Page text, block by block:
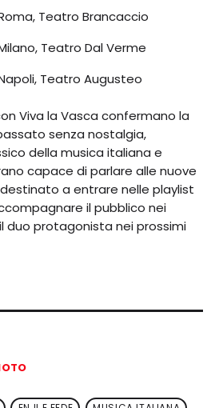
Teatro Brancaccio
Teatro Dal Verme
Teatro Augusteo
Viva la Vasca confermano la
senza nostalgia,
della musica italiana e
capace di parlare alle nuove
a entrare nelle playlist
il pubblico nei
duo protagonista nei prossimi